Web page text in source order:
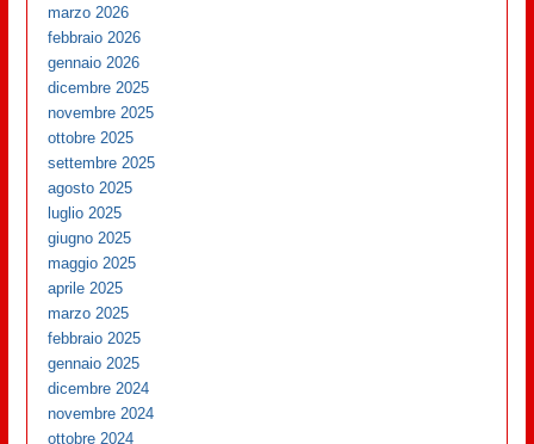
marzo 2026
febbraio 2026
gennaio 2026
dicembre 2025
novembre 2025
ottobre 2025
settembre 2025
agosto 2025
luglio 2025
giugno 2025
maggio 2025
aprile 2025
marzo 2025
febbraio 2025
gennaio 2025
dicembre 2024
novembre 2024
ottobre 2024